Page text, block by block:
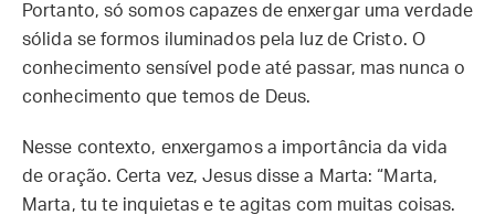
Portanto, só somos capazes de enxergar uma verdade
sólida se formos iluminados pela luz de Cristo. O
conhecimento sensível pode até passar, mas nunca o
conhecimento que temos de Deus.
Nesse contexto, enxergamos a importância da vida
de oração. Certa vez, Jesus disse a Marta: “Marta,
Marta, tu te inquietas e te agitas com muitas coisas.